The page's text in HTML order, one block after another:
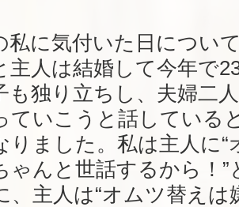
私に気付いた日につい
主人は結婚して今年で
も独り立ちし、夫婦二
ていこうと話している
りました。私は主人に“
ゃんと世話するから！”
、主人は“オムツ替えは